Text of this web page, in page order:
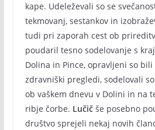
kape. Udeleževali so se
tekmovanj, sestankov in
tudi pri zaporah cest ob
poudaril tesno sodelovanje s
Dolina in Pince, opravljeni so
zdravniški pregledi, sodelovali
ob vaškem dnevu v Dolini in na
ribje čorbe. Lučičše posebno
društvo sprejeli nekaj novih